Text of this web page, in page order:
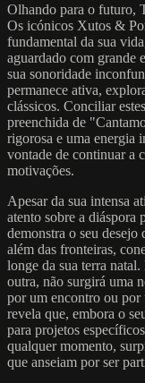
Olhando para o futuro,
Os icónicos Xutos &
fundamental da sua
aguardado com grande
sua sonoridade
permanece ativa,
clássicos. Conciliar
preenchida de
rigorosa e uma energia
vontade de continuar a
motivações.
Apesar da sua intensa
atento sobre a diáspora
demonstra o seu desejo
além das fronteiras,
longe da sua terra
outra, não surgirá uma
por um encontro ou por
revela que, embora o
para projetos
qualquer momento,
que anseiam por ser